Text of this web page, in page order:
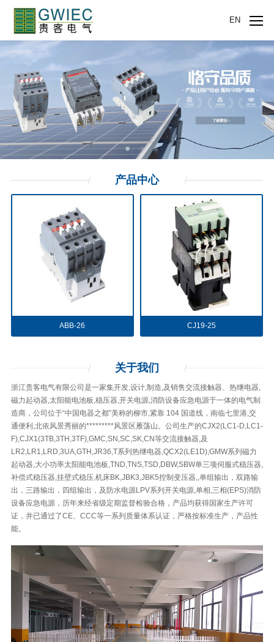
EN
产品中心
ABB-26 CJ19-25
关于我们
浙江贵客电气有限公司是一家集开发,设计,制造,及销售交流接触器、热继电器,
磁力起动器,太阳能电池板,稳压器,开关电源,消防设备应急电源于一体的电气制
造商，公司位于“中国电器之都”美称的柳市,紧靠 104 国道线，南临七里港,交
通便利,北依风景秀丽的*********风景区雁荡山。公司生产的CJX2(LC1-D,LC1-
F),CJX1(3TB,3TH,3TF),GMC,SN,SC,SK,CN等交流接触器,及
LR2,LR1,LRD,3UA,GTH,JR36,T系列热继电器,QCX2(LE1D),GMW系列磁力
起动器,大小功率太阳能电池板,TND,TNS,TSD,DBW,SBW单三项伺服式稳压器,
补偿式稳压器,挂壁式稳压,机床BK,JBK3,JBK5控制变压器,,单组输出，双路输
出，三路输出，四组输出，及防水电源LPV系列开关电源,单相,三相(EPS)消防
设备应急电源，历年来经省级定期监督检验合格，产品均获得国家生产许可
证，并已通过了CE、CCC等一系列质量体系认证，严格按标准生产，产品性
能。